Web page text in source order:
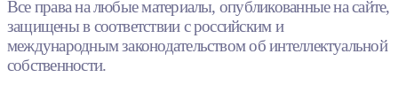
Все права на любые материалы, опубликованные на сайте,
защищены в соответствии с российским и
международным законодательством об интеллектуальной
собственности.